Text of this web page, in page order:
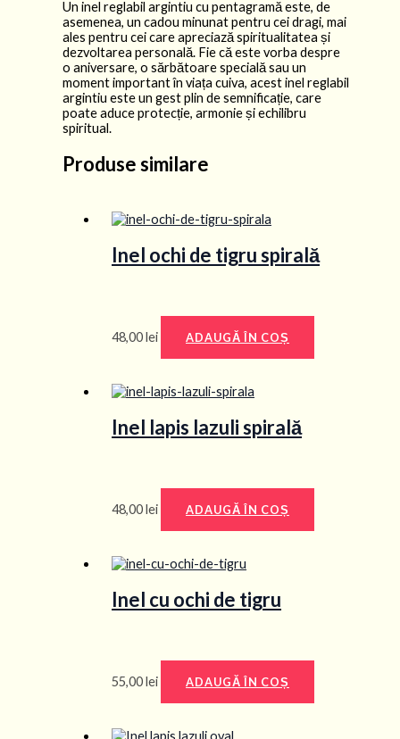
Un inel reglabil argintiu cu pentagramă este, de
asemenea, un cadou minunat pentru cei dragi, mai
ales pentru cei care apreciază spiritualitatea și
dezvoltarea personală. Fie că este vorba despre
o aniversare, o sărbătoare specială sau un
moment important în viața cuiva, acest inel reglabil
argintiu este un gest plin de semnificație, care
poate aduce protecție, armonie și echilibru
spiritual.
Produse similare
Inel ochi de tigru spirală
48,00lei ADAUGĂ ÎN COȘ
Inel lapis lazuli spirală
48,00lei ADAUGĂ ÎN COȘ
Inel cu ochi de tigru
55,00lei ADAUGĂ ÎN COȘ